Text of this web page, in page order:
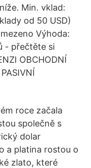
Min. vklad:
od 50 USD)
Výhoda:
- přečtěte si
OBCHODNÍ
roce začala
společně s
dolar
a platina rostou o
zlato, které